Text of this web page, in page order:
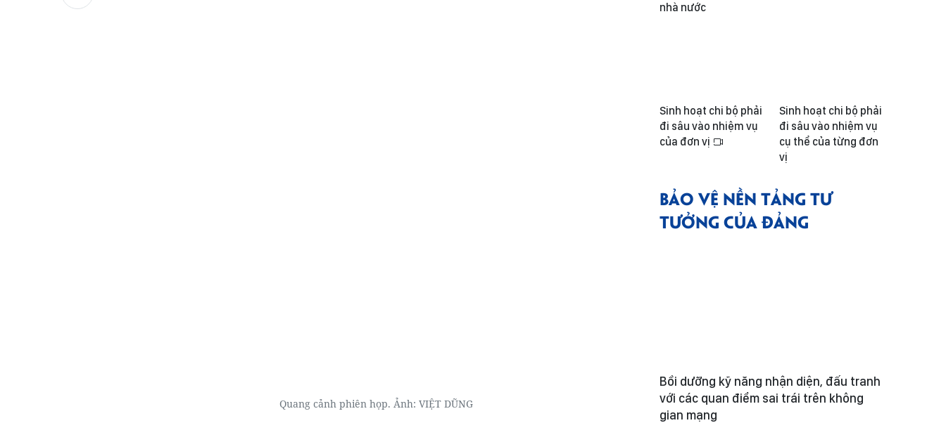
Quang cảnh phiên họp. Ảnh: VIỆT DŨNG
nhà nước
Sinh hoạt chi bộ phải
đi sâu vào nhiệm vụ
của đơn vị
Sinh hoạt chi bộ phải
đi sâu vào nhiệm vụ
cụ thể của từng đơn
vị
BẢO VỆ NỀN TẢNG TƯ
TƯỞNG CỦA ĐẢNG
Bồi dưỡng kỹ năng nhận diện, đấu tranh
với các quan điểm sai trái trên không
gian mạng